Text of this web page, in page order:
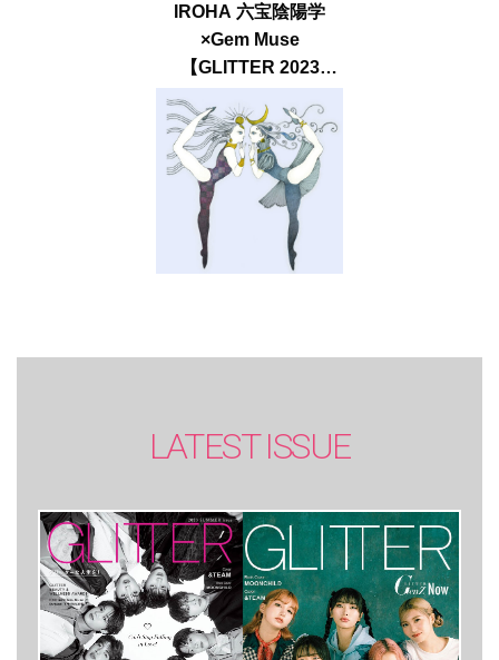
IROHA 六宝陰陽学
×Gem Muse
【GLITTER 2023
SUMMER issue】
LATEST ISSUE